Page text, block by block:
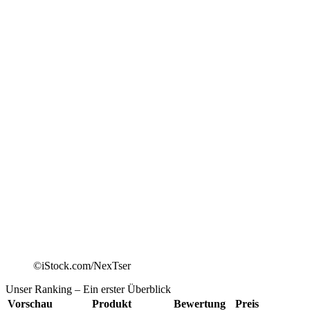
©iStock.com/NexTser
Unser Ranking – Ein erster Überblick
Vorschau
Produkt Bewertung
Preis